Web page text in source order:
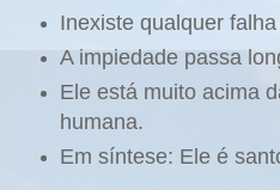
Inexiste qualquer
A impiedade passa
Ele está muito acima
humana.
Em síntese: Ele é